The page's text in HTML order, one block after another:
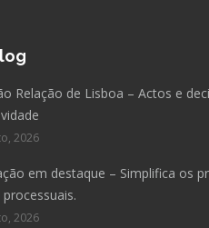
Relação de Lisboa – Actos e
2026
em destaque – Simplifica os
2026